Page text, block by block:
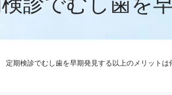
定期検診でむし歯を早期発見する以上のメリットは